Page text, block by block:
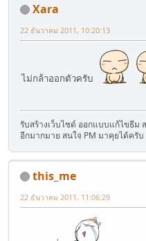
Xara
22 ธันวาคม 2011, 10:20:13
ไม่กล้าออกตัวครับ
รับสร้างเว็บไซด์ ออกแบบแก้ไขธีม
อีกมากมาย สนใจ PM มาคุยได้ครับ
this_me
22 ธันวาคม 2011, 11:06:29